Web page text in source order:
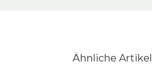
Ähnliche Artikel